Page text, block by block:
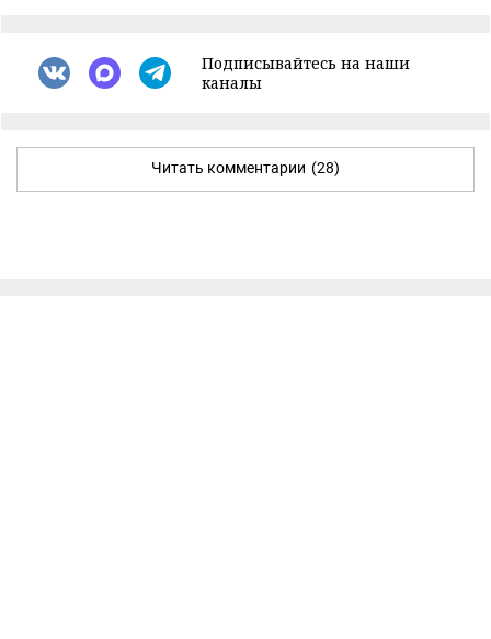
Подписывайтесь на наши
каналы
Читать комментарии (28)